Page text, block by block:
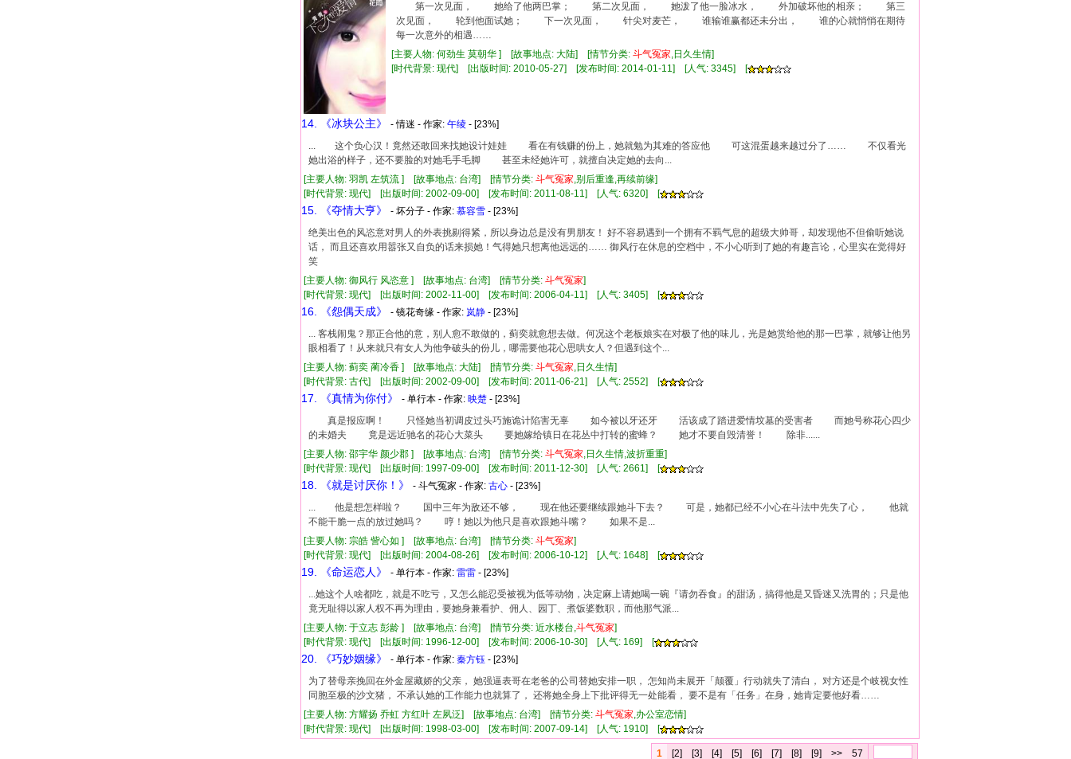
第一次见面， 她给了他两巴掌； 第二次见面， 她泼了他一脸冰水， 外加破坏他的相亲； 第三
次见面， 轮到他面试她； 下一次见面， 针尖对麦芒， 谁输谁赢都还未分出， 谁的心就悄悄在期待
每一次意外的相遇……
[主要人物: 何劲生 莫朝华 ] [故事地点: 大陆] [情节分类: 斗气冤家,日久生情]
[时代背景: 现代] [出版时间: 2010-05-27] [发布时间: 2014-01-11] [人气: 3345] [
14. 《冰块公主》 - 情迷 - 作家: 午绫 - [23%]
... 这个负心汉！竟然还敢回来找她设计娃娃 看在有钱赚的份上，她就勉为其难的答应他 可这混蛋越来越过分了…… 不仅看光
她出浴的样子，还不要脸的对她毛手毛脚 甚至未经她许可，就擅自决定她的去向...
[主要人物: 羽凯 左筑流 ] [故事地点: 台湾] [情节分类: 斗气冤家,别后重逢,再续前缘]
[时代背景: 现代] [出版时间: 2002-09-00] [发布时间: 2011-08-11] [人气: 6320] [
15. 《夺情大亨》 - 坏分子 - 作家: 慕容雪 - [23%]
绝美出色的风恣意对男人的外表挑剔得紧，所以身边总是没有男朋友！ 好不容易遇到一个拥有不羁气息的超级大帅哥，却发现他不但偷听她说
话， 而且还喜欢用嚣张又自负的话来损她！气得她只想离他远远的…… 御风行在休息的空档中，不小心听到了她的有趣言论，心里实在觉得好
笑
[主要人物: 御风行 风恣意 ] [故事地点: 台湾] [情节分类: 斗气冤家]
[时代背景: 现代] [出版时间: 2002-11-00] [发布时间: 2006-04-11] [人气: 3405] [
16. 《怨偶天成》 - 镜花奇缘 - 作家: 岚静 - [23%]
... 客栈闹鬼？那正合他的意，别人愈不敢做的，蓟奕就愈想去做。何况这个老板娘实在对极了他的味儿，光是她赏给他的那一巴掌，就够让他另
眼相看了！从来就只有女人为他争破头的份儿，哪需要他花心思哄女人？但遇到这个...
[主要人物: 蓟奕 蔺冷香 ] [故事地点: 大陆] [情节分类: 斗气冤家,日久生情]
[时代背景: 古代] [出版时间: 2002-09-00] [发布时间: 2011-06-21] [人气: 2552] [
17. 《真情为你付》 - 单行本 - 作家: 映楚 - [23%]
真是报应啊！ 只怪她当初调皮过头巧施诡计陷害无辜 如今被以牙还牙 活该成了踏进爱情坟墓的受害者 而她号称花心四少
的未婚夫 竟是远近驰名的花心大菜头 要她嫁给镇日在花丛中打转的蜜蜂？ 她才不要自毁清誉！ 除非......
[主要人物: 邵宇华 颜少郡 ] [故事地点: 台湾] [情节分类: 斗气冤家,日久生情,波折重重]
[时代背景: 现代] [出版时间: 1997-09-00] [发布时间: 2011-12-30] [人气: 2661] [
18. 《就是讨厌你！》 - 斗气冤家 - 作家: 古心 - [23%]
... 他是想怎样啦？ 国中三年为敌还不够， 现在他还要继续跟她斗下去？ 可是，她都已经不小心在斗法中先失了心， 他就
不能干脆一点的放过她吗？ 哼！她以为他只是喜欢跟她斗嘴？ 如果不是...
[主要人物: 宗皓 訾心如 ] [故事地点: 台湾] [情节分类: 斗气冤家]
[时代背景: 现代] [出版时间: 2004-08-26] [发布时间: 2006-10-12] [人气: 1648] [
19. 《命运恋人》 - 单行本 - 作家: 雷雷 - [23%]
...她这个人啥都吃，就是不吃亏，又怎么能忍受被视为低等动物，决定麻上请她喝一碗『请勿吞食』的甜汤，搞得他是又昏迷又洗胃的；只是他
竟无耻得以家人权不再为理由，要她身兼看护、佣人、园丁、煮饭婆数职，而他那气派...
[主要人物: 于立志 彭龄 ] [故事地点: 台湾] [情节分类: 近水楼台,斗气冤家]
[时代背景: 现代] [出版时间: 1996-12-00] [发布时间: 2006-10-30] [人气: 169] [
20. 《巧妙姻缘》 - 单行本 - 作家: 秦方钰 - [23%]
为了替母亲挽回在外金屋藏娇的父亲， 她强逼表哥在老爸的公司替她安排一职， 怎知尚未展开「颠覆」行动就失了清白， 对方还是个岐视女性
同胞至极的沙文猪， 不承认她的工作能力也就算了， 还将她全身上下批评得无一处能看， 要不是有「任务」在身，她肯定要他好看……
[主要人物: 方耀扬 乔虹 方红叶 左夙泛] [故事地点: 台湾] [情节分类: 斗气冤家,办公室恋情]
[时代背景: 现代] [出版时间: 1998-03-00] [发布时间: 2007-09-14] [人气: 1910] [
1 [2] [3] [4] [5] [6] [7] [8] [9] >> 57